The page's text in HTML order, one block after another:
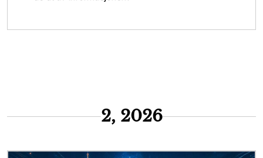
oversvømmer huse, infrastruktur og andre
2, 2026